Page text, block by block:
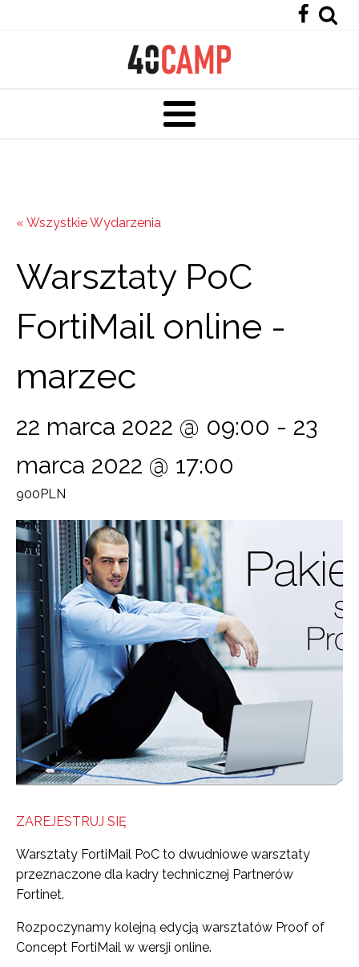
« Wszystkie Wydarzenia
Warsztaty PoC
FortiMail online -
marzec
22 marca 2022 @ 09:00 - 23
marca 2022 @ 17:00
900PLN
ZAREJESTRUJ SIĘ
Warsztaty FortiMail PoC to dwudniowe warsztaty
przeznaczone dla kadry technicznej Partnerów
Fortinet.
Rozpoczynamy kolejną edycją warsztatów Proof of
Concept FortiMail w wersji online.